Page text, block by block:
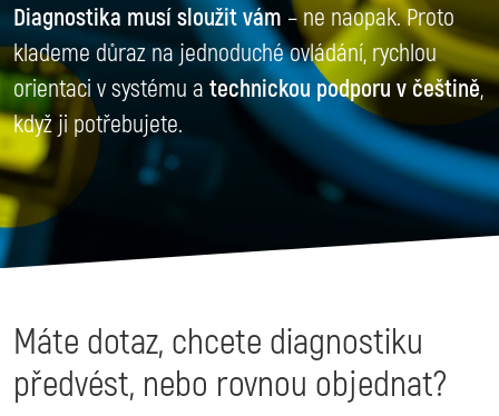
Diagnostika musí sloužit vám – ne naopak. Proto
klademe důraz na jednoduché ovládání, rychlou
orientaci v systému a technickou podporu v češtině,
když ji potřebujete.
Máte dotaz, chcete diagnostiku
předvést, nebo rovnou objednat?